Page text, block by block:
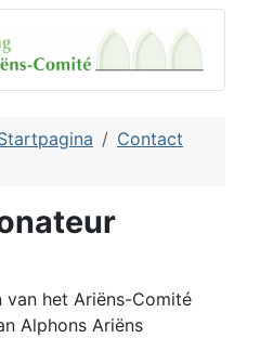
Contact
het Ariëns-Comité
Alphons Ariëns